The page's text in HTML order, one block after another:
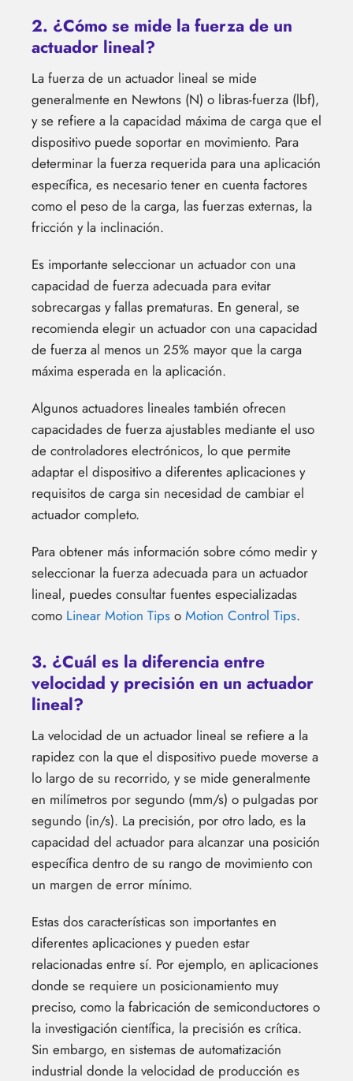
2. ¿Cómo se mide la fuerza de un
actuador lineal?
La fuerza de un actuador lineal se mide
generalmente en Newtons (N) o libras-fuerza (lbf),
y se refiere a la capacidad máxima de carga que el
dispositivo puede soportar en movimiento. Para
determinar la fuerza requerida para una aplicación
específica, es necesario tener en cuenta factores
como el peso de la carga, las fuerzas externas, la
fricción y la inclinación.
Es importante seleccionar un actuador con una
capacidad de fuerza adecuada para evitar
sobrecargas y fallas prematuras. En general, se
recomienda elegir un actuador con una capacidad
de fuerza al menos un 25% mayor que la carga
máxima esperada en la aplicación.
Algunos actuadores lineales también ofrecen
capacidades de fuerza ajustables mediante el uso
de controladores electrónicos, lo que permite
adaptar el dispositivo a diferentes aplicaciones y
requisitos de carga sin necesidad de cambiar el
actuador completo.
Para obtener más información sobre cómo medir y
seleccionar la fuerza adecuada para un actuador
lineal, puedes consultar fuentes especializadas
como Linear Motion Tips o Motion Control Tips.
3. ¿Cuál es la diferencia entre
velocidad y precisión en un actuador
lineal?
La velocidad de un actuador lineal se refiere a la
rapidez con la que el dispositivo puede moverse a
lo largo de su recorrido, y se mide generalmente
en milímetros por segundo (mm/s) o pulgadas por
segundo (in/s). La precisión, por otro lado, es la
capacidad del actuador para alcanzar una posición
específica dentro de su rango de movimiento con
un margen de error mínimo.
Estas dos características son importantes en
diferentes aplicaciones y pueden estar
relacionadas entre sí. Por ejemplo, en aplicaciones
donde se requiere un posicionamiento muy
preciso, como la fabricación de semiconductores o
la investigación científica, la precisión es crítica.
Sin embargo, en sistemas de automatización
industrial donde la velocidad de producción es